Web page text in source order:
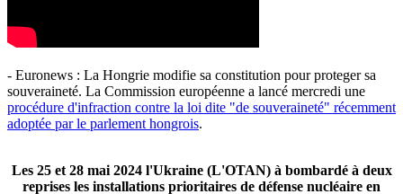
- Euronews : La Hongrie modifie sa constitution pour proteger sa
souveraineté. La Commission européenne a lancé mercredi une
procédure d'infraction contre la loi dite "de souveraineté" récemment
adoptée par le parlement hongrois.
Les 25 et 28 mai 2024 l'Ukraine (L'OTAN) à bombardé à deux
reprises les installations prioritaires de défense nucléaire en